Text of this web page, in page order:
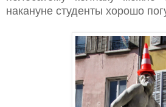
накануне студенты хорошо